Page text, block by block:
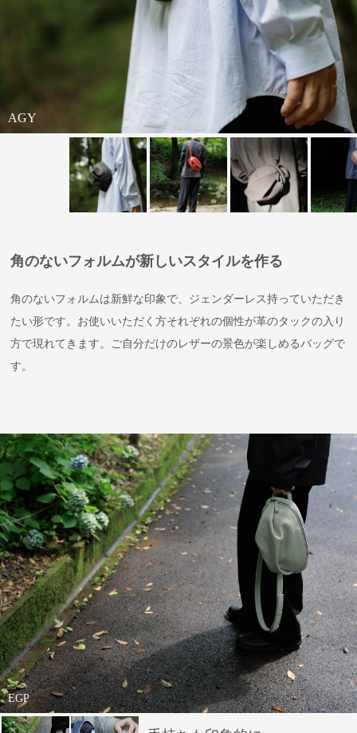
AGY
RE
GYP
KHA
KHA
EGP
角のないフォルムが新しいスタイルを作る
角のないフォルムは新鮮な印象で、ジェンダーレス持っていただき
たい形です。お使いいただく方それぞれの個性が革のタックの入り
方で現れてきます。ご自分だけのレザーの景色が楽しめるバッグで
す。
EGP